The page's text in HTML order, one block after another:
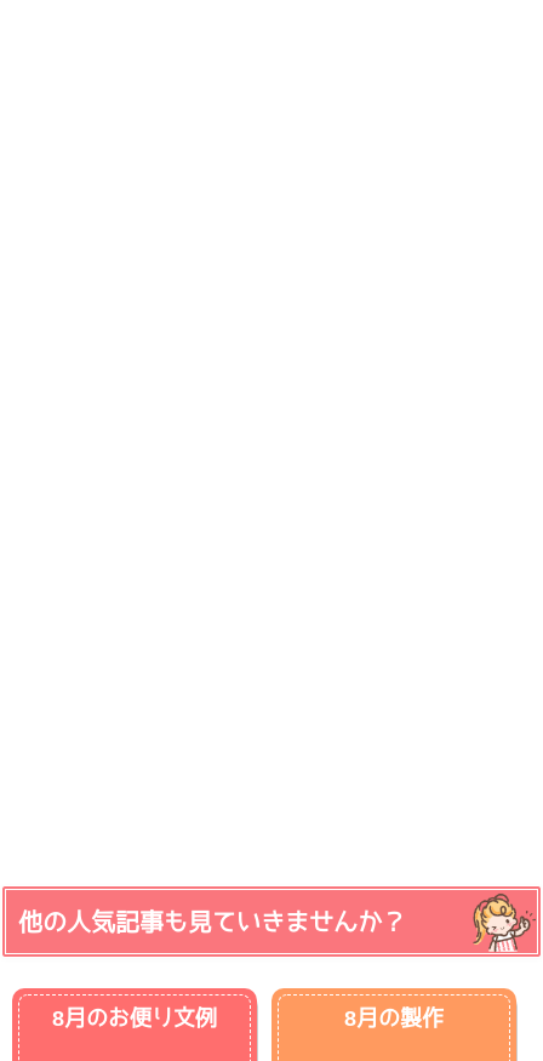
他の人気記事も見ていきませんか？
8月のお便り文例 8月の製作